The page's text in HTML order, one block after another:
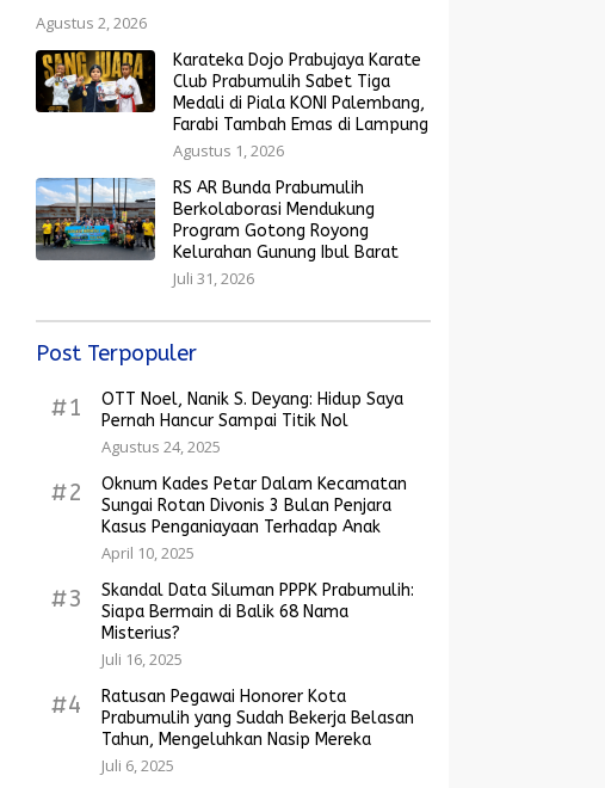
Agustus 2, 2026
Karateka Dojo Prabujaya Karate
Club Prabumulih Sabet Tiga
Medali di Piala KONI Palembang,
Farabi Tambah Emas di Lampung
Agustus 1, 2026
RS AR Bunda Prabumulih
Berkolaborasi Mendukung
Program Gotong Royong
Kelurahan Gunung Ibul Barat
Juli 31, 2026
Post Terpopuler
#1
OTT Noel, Nanik S. Deyang: Hidup Saya
Pernah Hancur Sampai Titik Nol
Agustus 24, 2025
#2
Oknum Kades Petar Dalam Kecamatan
Sungai Rotan Divonis 3 Bulan Penjara
Kasus Penganiayaan Terhadap Anak
April 10, 2025
#3
Skandal Data Siluman PPPK Prabumulih:
Siapa Bermain di Balik 68 Nama
Misterius?
Juli 16, 2025
#4
Ratusan Pegawai Honorer Kota
Prabumulih yang Sudah Bekerja Belasan
Tahun, Mengeluhkan Nasip Mereka
Juli 6, 2025